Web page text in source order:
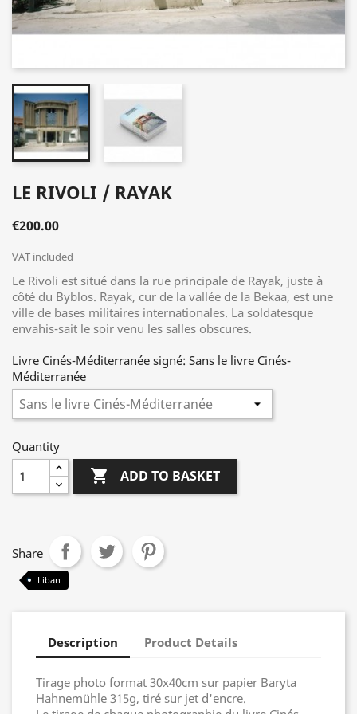
LE RIVOLI / RAYAK
€200.00
VAT included
Le Rivoli est situé dans la rue principale de Rayak, juste à
côté du Byblos. Rayak, cur de la vallée de la Bekaa, est une
ville de bases militaires internationales. La soldatesque
envahis-sait le soir venu les salles obscures.
Livre Cinés-Méditerranée signé: Sans le livre Cinés-
Méditerranée
Quantity
 ADD TO BASKET
Share
Liban
Description Product Details
Tirage photo format 30x40cm sur papier Baryta
Hahnemühle 315g, tiré sur jet d'encre.